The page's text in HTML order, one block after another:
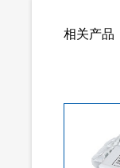
相关产品